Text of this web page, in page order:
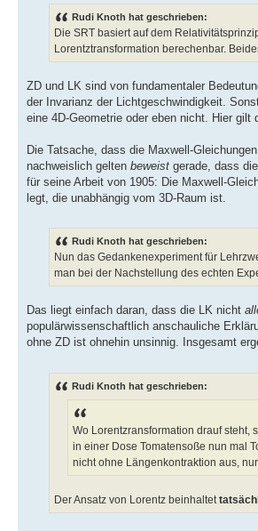
Rudi Knoth hat geschrieben:
Die SRT basiert auf dem
Lorentztransformation berechenbar.
ZD und LK sind von fundamentaler
der Invarianz der Lichtgeschwindigkeit.
eine 4D-Geometrie oder eben nicht. Hier gilt
Die Tatsache, dass die Maxwell-
nachweislich gelten beweist gerade, dass
für seine Arbeit von 1905: Die Maxwell-
legt, die unabhängig vom 3D-Raum ist.
Rudi Knoth hat geschrieben:
Nun das Gedankenexperiment für
man bei der Nachstellung des echten
Das liegt einfach daran, dass die LK nicht
populärwissenschaftlich anschauliche
ohne ZD ist ohnehin unsinnig. Insgesamt
Rudi Knoth hat geschrieben:
Wo Lorentzransformation drauf steht,
in einer Dose Tomatensoße nun mal
nicht ohne Längenkontraktion aus,
Der Ansatz von Lorentz beinhaltet